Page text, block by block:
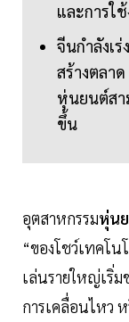
และการใ
จีนกำลังเ
สร้างตลา
หุ่นยนต์สา
ขึ้น
อุตสาหกรรมหุ่น
“ของโชว์เทคโน
เล่นรายใหญ่เริ่
การเคลื่อนไหว